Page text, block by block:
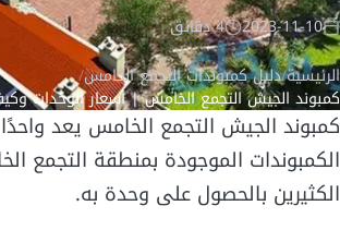
2023-11-10 4 دقائق
الرئيسية/دليل كمبوندات التجمع الخامس/
كمبوند الجيش التجمع الخامس | أسعار الوحدات وكيفية
كمبوند الجيش التجمع الخامس يعد
الكمبوندات الموجودة بمنطقة التجمع
الكثيرين بالحصول على وحدة به.